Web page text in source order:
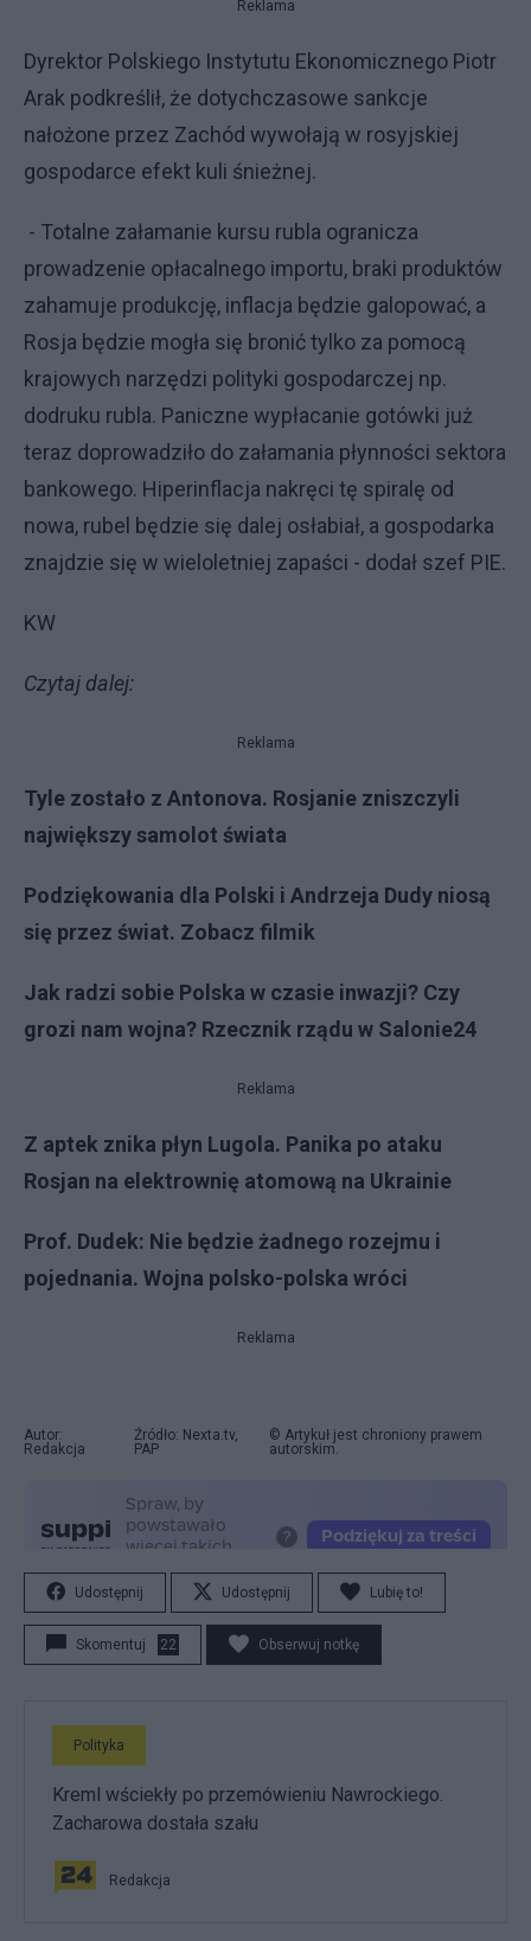
Reklama
Dyrektor Polskiego Instytutu Ekonomicznego Piotr
Arak podkreślił, że dotychczasowe sankcje
nałożone przez Zachód wywołają w rosyjskiej
gospodarce efekt kuli śnieżnej.
- Totalne załamanie kursu rubla ogranicza
prowadzenie opłacalnego importu, braki produktów
zahamuje produkcję, inflacja będzie galopować, a
Rosja będzie mogła się bronić tylko za pomocą
krajowych narzędzi polityki gospodarczej np.
dodruku rubla. Paniczne wypłacanie gotówki już
teraz doprowadziło do załamania płynności sektora
bankowego. Hiperinflacja nakręci tę spiralę od
nowa, rubel będzie się dalej osłabiał, a gospodarka
znajdzie się w wieloletniej zapaści - dodał szef PIE.
KW
Czytaj dalej:
Reklama
Tyle zostało z Antonova. Rosjanie zniszczyli
największy samolot świata
Podziękowania dla Polski i Andrzeja Dudy niosą
się przez świat. Zobacz filmik
Jak radzi sobie Polska w czasie inwazji? Czy
grozi nam wojna? Rzecznik rządu w Salonie24
Reklama
Z aptek znika płyn Lugola. Panika po ataku
Rosjan na elektrownię atomową na Ukrainie
Prof. Dudek: Nie będzie żadnego rozejmu i
pojednania. Wojna polsko-polska wróci
Reklama
Autor:
Redakcja
Źródło: Nexta.tv,
PAP
© Artykuł jest chroniony prawem
autorskim.
Udostępnij Udostępnij Lubię to!
Skomentuj 22 Obserwuj notkę
Polityka
Kreml wściekły po przemówieniu Nawrockiego.
Zacharowa dostała szału
Redakcja